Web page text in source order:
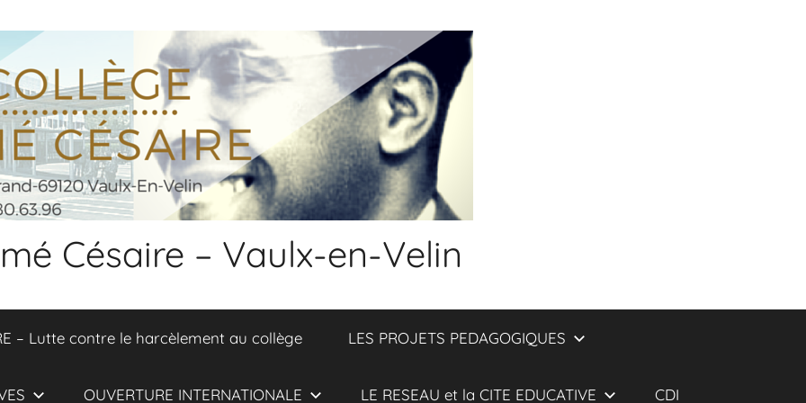
Césaire – Vaulx-en-Velin
– Lutte contre le harcèlement au collège LES PROJETS PEDAGOGIQUES
OUVERTURE INTERNATIONALE LE RESEAU et la CITE EDUCATIVE CDI